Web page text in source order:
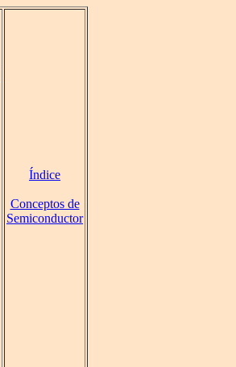
Índice
Conceptos de
Semiconductor